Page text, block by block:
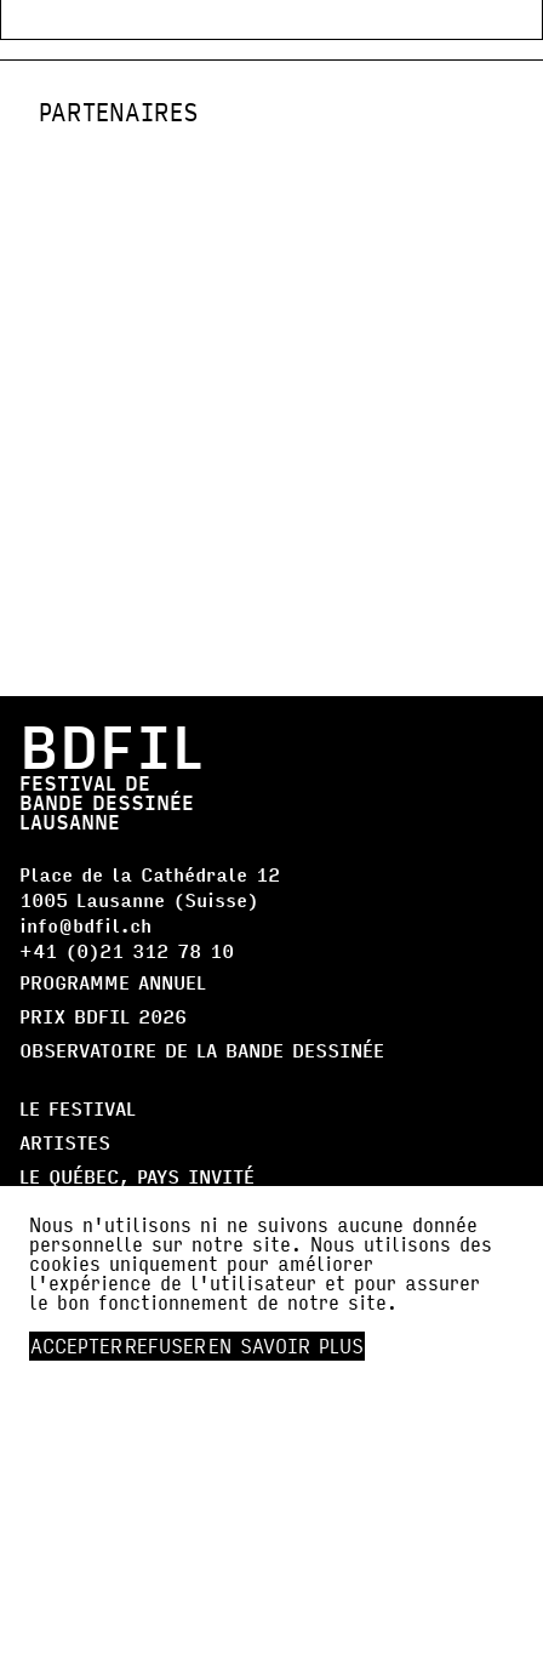
PARTENAIRES
BDFIL
FESTIVAL DE
BANDE DESSINÉE
LAUSANNE
Place de la Cathédrale 12
1005 Lausanne (Suisse)
info@bdfil.ch
+41 (0)21 312 78 10
PROGRAMME ANNUEL
PRIX BDFIL 2026
OBSERVATOIRE DE LA BANDE DESSINÉE
LE FESTIVAL
ARTISTES
LE QUÉBEC, PAYS INVITÉ
PARTICIPER
À PROPOS
PARTENAIRES
AMI·E·S DE BDFIL
CERCLE DES MÉCÈNES
Nous n'utilisons ni ne suivons aucune donnée
personnelle sur notre site. Nous utilisons des
cookies uniquement pour améliorer
l'expérience de l'utilisateur et pour assurer
le bon fonctionnement de notre site.
ACCEPTERREFUSEREN SAVOIR PLUS